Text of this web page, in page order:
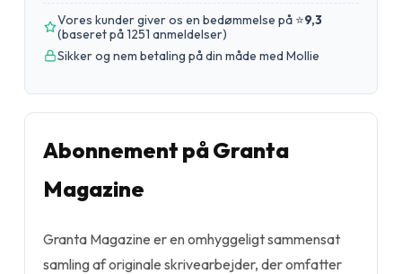
Vores kunder giver os en bedømmelse på ⭐9,3
(baseret på 1251 anmeldelser)
Sikker og nem betaling på din måde med Mollie
Abonnement på Granta
Magazine
Granta Magazine er en omhyggeligt sammensat
samling af originale skrivearbejder, der omfatter